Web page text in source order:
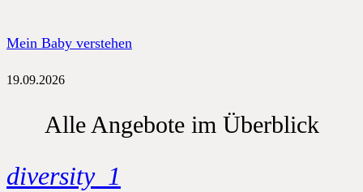
Mein Baby verstehen
19.09.2026
Alle Angebote im Überblick
diversity_1